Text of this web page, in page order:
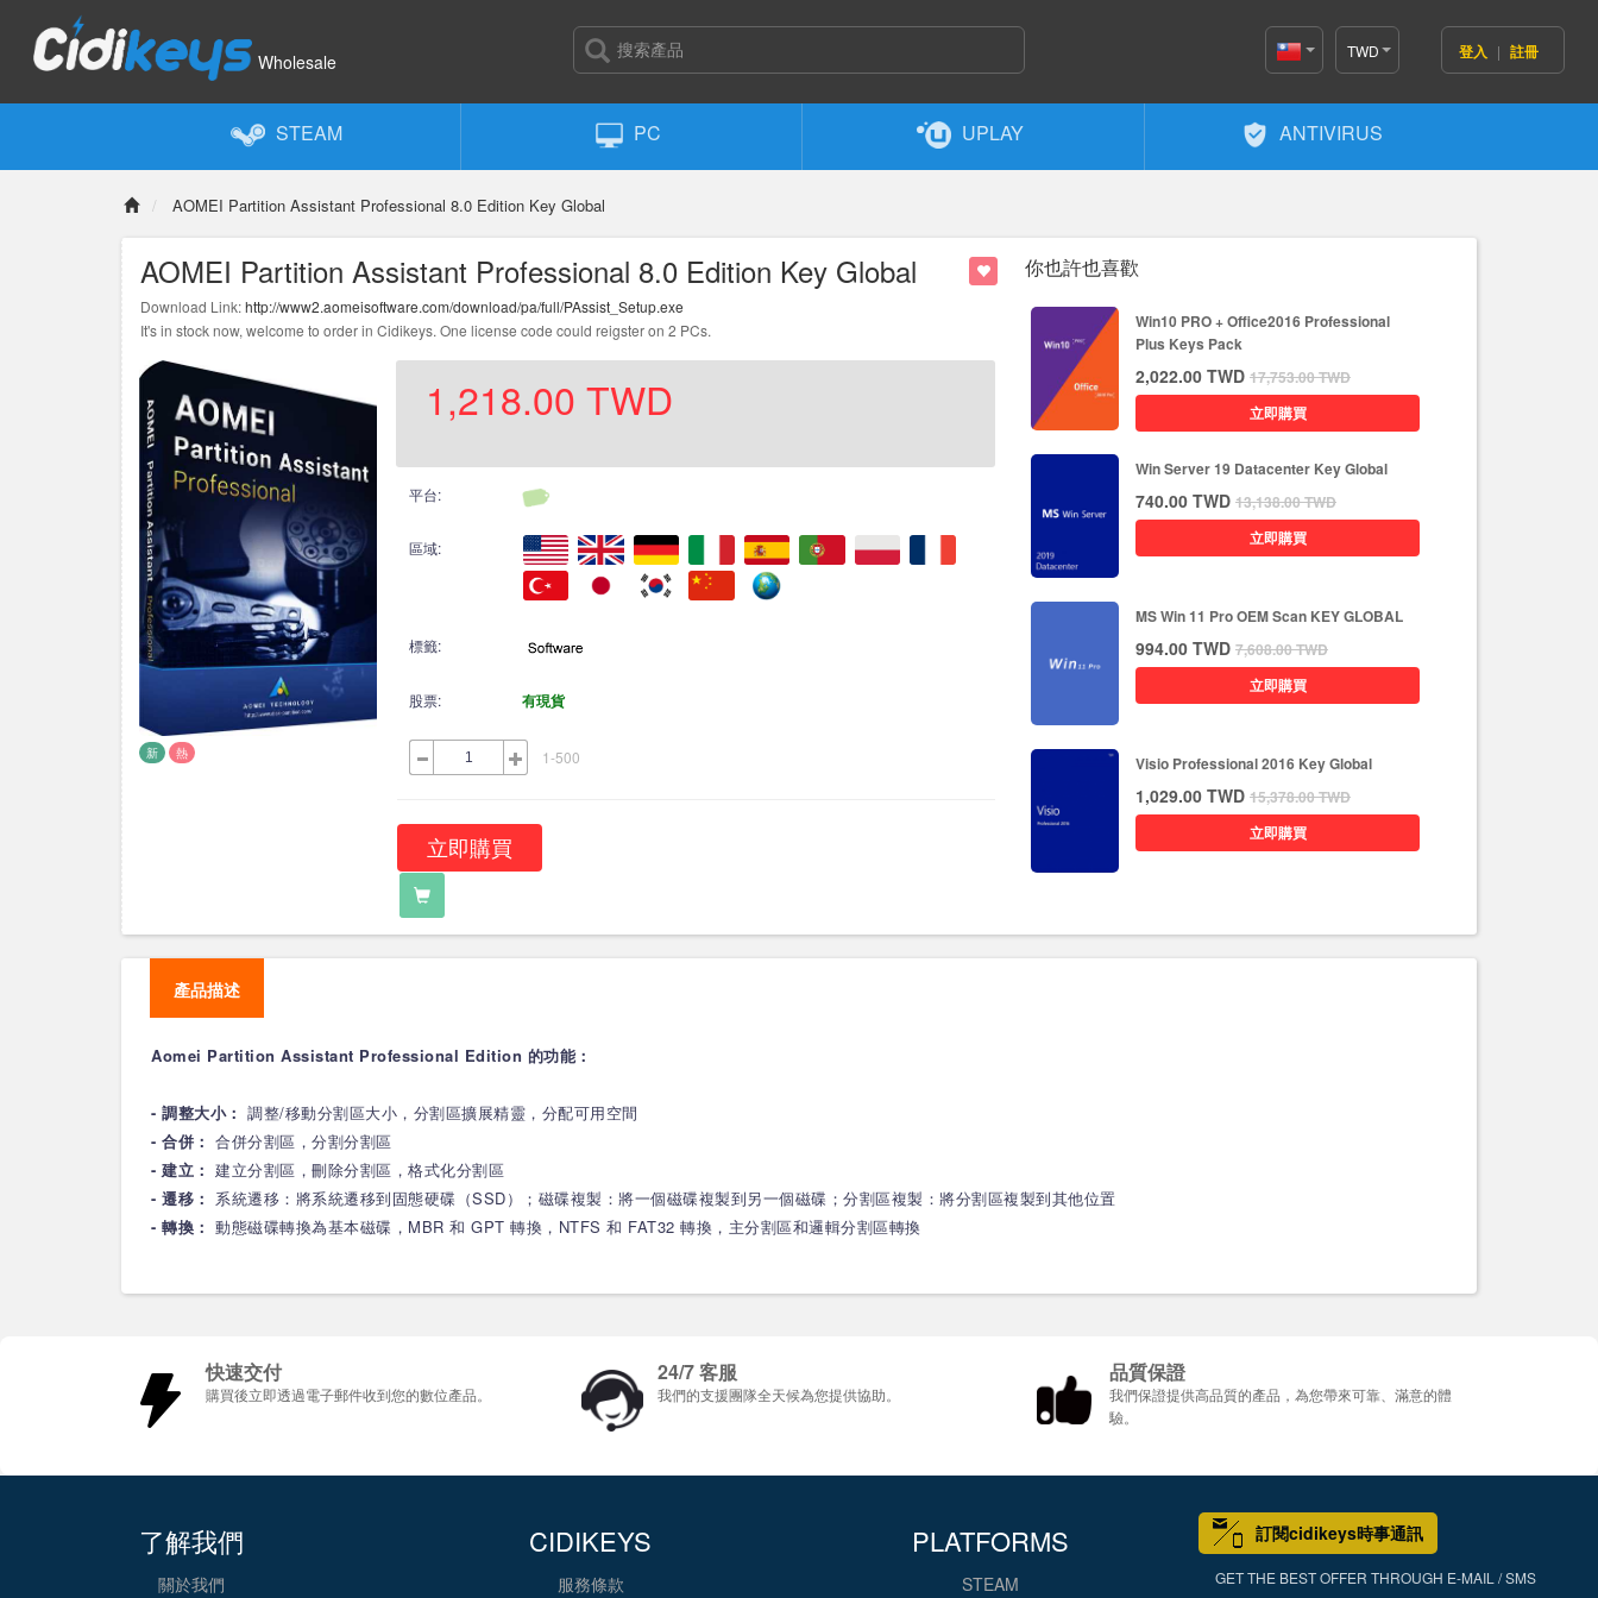
Wholesale
Taiwan(繁
體中文)
TWD 登入 | 註冊
STEAM PC UPLAY ANTIVIRUS
AOMEI Partition Assistant Professional 8.0 Edition Key Global
AOMEI Partition Assistant Professional 8.0 Edition Key Global
Download Link:http://www2.aomeisoftware.com/download/pa/full/PAssist_Setup.exe
It's in stock now, welcome to order in Cidikeys. One license code could reigster on 2 PCs.
新 熱
1,218.00 TWD
平台:
區域:
標籤:
股票: 有現貨
1-500
立即購買
你也許也喜歡
Win10 PRO + Office2016 Professional
Plus Keys Pack
2,022.00 TWD 17,753.00TWD
立即購買
Win Server 19 Datacenter Key Global
740.00 TWD 13,138.00TWD
立即購買
MS Win 11 Pro OEM Scan KEY GLOBAL
994.00 TWD 7,608.00TWD
立即購買
Visio Professional 2016 Key Global
1,029.00 TWD 15,378.00TWD
立即購買
產品描述
Aomei Partition Assistant Professional Edition 的功能：
- 調整大小： 調整/移動分割區大小，分割區擴展精靈，分配可用空間
- 合併： 合併分割區，分割分割區
- 建立： 建立分割區，刪除分割區，格式化分割區
- 遷移： 系統遷移：將系統遷移到固態硬碟（SSD）；磁碟複製：將一個磁碟複製到另一個磁碟；分割區複製：將分割區複製到其他位置
- 轉換： 動態磁碟轉換為基本磁碟，MBR 和 GPT 轉換，NTFS 和 FAT32 轉換，主分割區和邏輯分割區轉換
快速交付
購買後立即透過電子郵件收到您的數位產品。
24/7 客服
我們的支援團隊全天候為您提供協助。
品質保證
我們保證提供高品質的產品，為您帶來可靠、滿意的體
驗。
了解我們
關於我們
CIDIKEYS
服務條款
PLATFORMS
STEAM
訂閱cidikeys時事通訊
GET THE BEST OFFER THROUGH E-MAIL / SMS